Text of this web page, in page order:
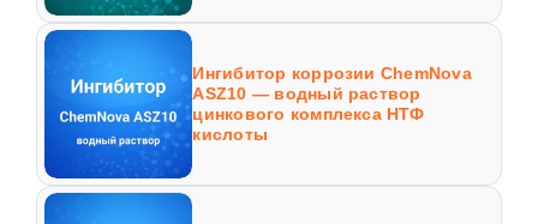
Ингибитор коррозии ChemNova
ASZ10 — водный раствор
цинкового комплекса НТФ
кислоты